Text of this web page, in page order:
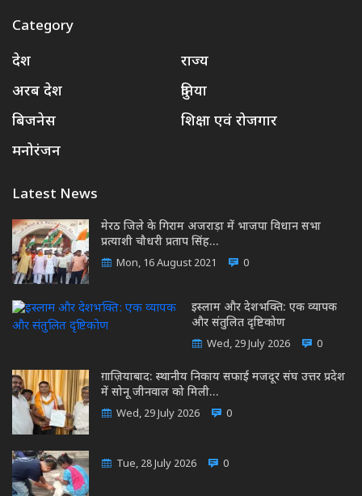
Category
देश
राज्य
अरब देश
दुनिया
बिजनेस
शिक्षा एवं रोजगार
मनोरंजन
Latest News
मेरठ जिले के गिराम अजराड़ा में भाजपा विधान सभा
प्रत्याशी चौधरी प्रताप सिंह…
Mon, 16 August 2021 0
इस्लाम और देशभक्ति: एक व्यापक
और संतुलित दृष्टिकोण
Wed, 29 July 2026 0
ग़ाज़ियाबाद: स्थानीय निकाय सफाई मजदूर संघ उत्तर प्रदेश
में सोनू जीनवाल को मिली…
Wed, 29 July 2026 0
Tue, 28 July 2026 0